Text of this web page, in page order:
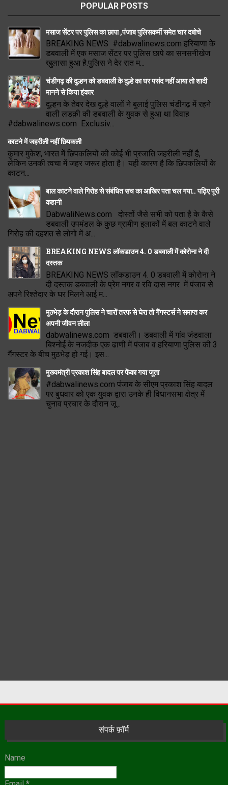
POPULAR POSTS
मसाज सेंटर पर पुलिस का छापा ,पंजाब पुलिसकर्मी समेत चार दबोचे
BREAKING NEWS #dabwalinews.com हरियाणा के
डबवाली में एक मसाज सेंटर पर पुलिस छापे का सनसनीखेज
खुलासा हुआ है.पुलिस ने देर रात म...
चंडीगढ़ की दुल्हन को डबवाली के दुल्हे का घर पसंद नहीं आया तो शादी
मानने से किया इंकार
दुल्हन के तेवर देख दुल्हे वालों ने बुलाई पुलिस चंडीगढ़ में रहने
वाली लडक़ी की डबवाली के युवक से हुआ था विवाह
#dabwalinews.com Exclusiv...
काटने में जहरीली नहीं छिपकली
कुमार मुकेश, भारत में छिपकलियों की कोई भी प्रजाति जहरीली नहीं है,
लेकिन उनकी त्वचा में जहर जरूर होता है। यही कारण है कि छिपकलियों के
काटन...
बाल काटने वाले गिरोह से संबंधित सच का आखिर पता चल गया.. पढ़िए पूरी
कहानी
DabwaliNews.com दोस्तों जैसे सभी को पता है के कैसे
डबवाली उपमंडल के कुछ ग्रामीण इलाकों में बल काटने वाले
गिरोह की दहशत से लोगो में अ...
BREAKING NEWS लॉकडाउन 4. 0 डबवाली में कोरोना ने दी
दस्तक
BREAKING NEWS लॉकडाउन 4. 0 डबवाली में कोरोना ने
दी दस्तक डबवाली के प्रेम नगर व रवि दास नगर में पंजाब से
अपने रिश्तेदार के घर मिलने आई म...
मुठभेड़ के दौरान पुलिस ने चारों तरफ से घेरा तो गैंगस्टर्स ने समाप्त कर
अपनी जीवन लीला
dabwalinews.com डबवाली। डबवाली में गांव जंडवाला
बिश्नोई के नजदीक एक ढाणी में पंजाब व हरियाणा पुलिस की 3
गैंगस्टर के बीच मुठभेड़ हो गई। इस...
मुख्यमंत्री प्रकाश सिंह बादल पर फेंका गया जूता
#dabwalinews.com पंजाब के सीएम प्रकाश सिंह बादल
पर बुधवार को एक युवक द्वारा उनके ही विधानसभा क्षेत्र में
चुनाव प्रचार के दौरान जू...
संपर्क फ़ॉर्म
Name